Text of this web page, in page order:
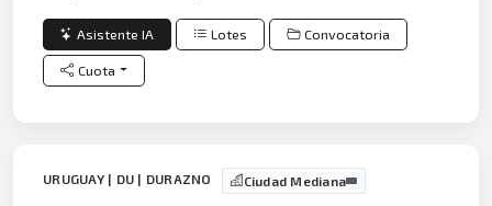
Asistente IA Lotes Convocatoria
Cuota
URUGUAY | DU | DURAZNO Ciudad Mediana